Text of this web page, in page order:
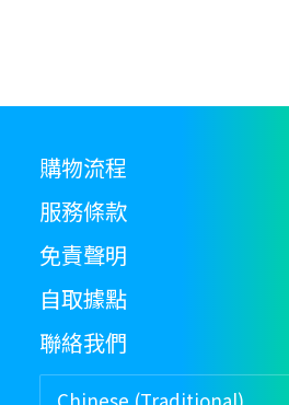
購物流程
服務條款
免責聲明
自取據點
聯絡我們